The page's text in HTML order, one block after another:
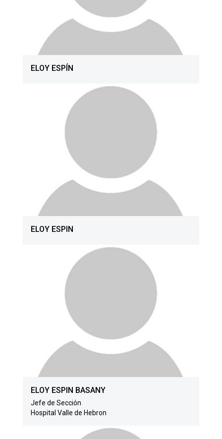
ELOY ESPÍN
ELOY ESPIN
ELOY ESPIN BASANY
Jefe de Sección
Hospital Valle de Hebron